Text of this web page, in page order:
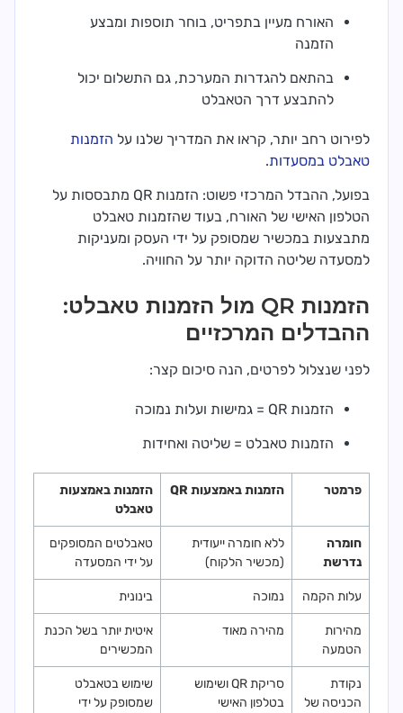
האורח מעיין בתפריט, בוחר תוספות ומבצע
הזמנה
בהתאם להגדרות המערכת, גם התשלום יכול
להתבצע דרך הטאבלט
לפירוט רחב יותר, קראו את המדריך שלנו על הזמנות
טאבלט במסעדות.
בפועל, ההבדל המרכזי פשוט: הזמנות QR מתבססות על
הטלפון האישי של האורח, בעוד שהזמנות טאבלט
מתבצעות במכשיר שמסופק על ידי העסק ומעניקות
למסעדה שליטה הדוקה יותר על החוויה.
הזמנות QR מול הזמנות טאבלט:
ההבדלים המרכזיים
לפני שנצלול לפרטים, הנה סיכום קצר:
הזמנות QR = גמישות ועלות נמוכה
הזמנות טאבלט = שליטה ואחידות
פרמטר הזמנות באמצעות QR
הזמנות באמצעות
טאבלט
חומרה
נדרשת
ללא חומרה ייעודית
(מכשיר הלקוח)
טאבלטים המסופקים
על ידי המסעדה
עלות הקמה נמוכה בינונית
מהירות
הטמעה
מהירה מאוד
איטית יותר בשל הכנת
המכשירים
נקודת
הכניסה של
סריקת QR ושימוש
בטלפון האישי
שימוש בטאבלט
שמסופק על ידי